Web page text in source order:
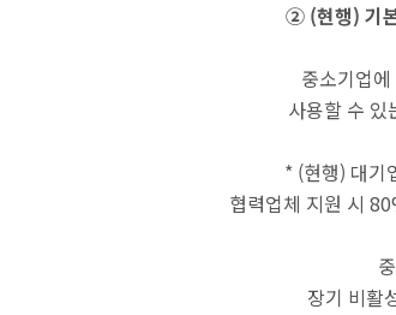
② (현행) 기
중소기업
사용할 수 있
* (현행) 대기
협력업체 지원 시
장기 비활